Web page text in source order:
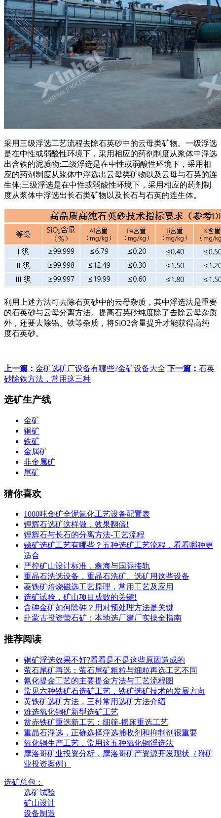
采用三级浮选工艺流程去除石英砂中的云母类矿物。一级浮选
是在中性或弱酸性环境下，采用相应的药剂制度从浆体中浮选
出含铁的泥质物;二级浮选是在中性或弱酸性环境下，采用相
应的药剂制度从浆体中浮选出云母类矿物以及云母与石英的连
生体;三级浮选是在中性或弱酸性环境下，采用相应的药剂制
度从浆体中浮选出长石类矿物以及长石与石英的连生体。
利用上述方法可去除石英砂中的云母杂质，其中浮选法是重要
的石英砂与云母分离方法。提高石英砂纯度除了去除云母杂质
外，还要去除铝、铁等杂质，将SiO2含量提升才能获得高纯
度石英砂。
上一篇： 金矿选矿厂设备有哪些?金矿设备大全 下一篇： 石英
砂除铁方法，常用这三种
选矿生产线
金矿
铜矿
铁矿
金属矿
非金属矿
尾矿
猜你喜欢
1000吨金矿全泥氰化工艺设备配置表
锂辉石选矿这样做，效果翻倍!
锂辉石与长石的分离方法-工艺流程
锑矿选矿工艺有哪些？五种选矿工艺流程，看看哪种更
适合
严控矿山设计标准，鑫海与国际接轨
重晶石洗选设备，重晶石洗矿、选矿用这些设备
菱铁矿焙烧磁选工艺原理，常用工艺及应用
选矿试验，矿山项目成败的关键!
含砷金矿如何除砷？用对预处理方法是关键
赴蒙古投资萤石矿：本地选厂建厂实操全指南
推荐阅读
铜矿浮选效果不好?看看是不是这些原因造成的
萤石尾矿再选：萤石尾矿粗粒与细粒再选工艺不同
氰化提金工艺的主要提金方法与工艺流程图
常见六种铁矿石选矿工艺，铁矿选矿技术的发展方向
黄铁矿选矿方法，三种常用选矿方法介绍
难选氧化铜矿新型选矿工艺
贫赤铁矿重选新工艺：细筛-摇床重选工艺
重晶石浮选，正确选择浮选捕收剂和抑制剂很重要
氧化铜生产工艺，常用这五种氧化铜浮选法
摩洛哥矿业投资分析，摩洛哥矿产资源开发现状（附矿
业投资案例）
选矿总包：
选矿试验
矿山设计
设备制造